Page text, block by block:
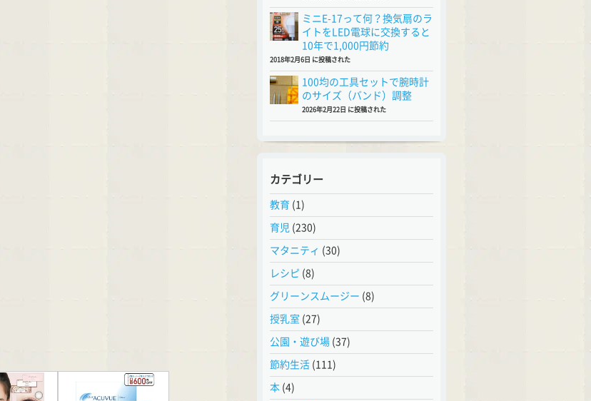
ミニE-17って何？換気扇のラ
イトをLED電球に交換すると
10年で1,000円節約
2018年2月6日 に投稿された
100均の工具セットで腕時計
のサイズ（バンド）調整
2026年2月22日 に投稿された
カテゴリー
教育 (1)
育児 (230)
マタニティ (30)
レシピ (8)
グリーンスムージー (8)
授乳室 (27)
公園・遊び場 (37)
節約生活 (111)
本 (4)